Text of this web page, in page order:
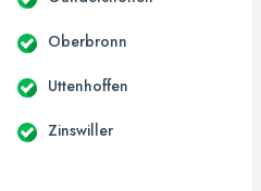
Oberbronn
Uttenhoffen
Zinswiller